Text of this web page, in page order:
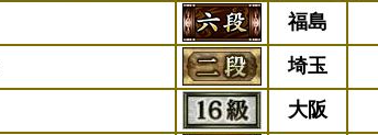
福島
埼玉
大阪